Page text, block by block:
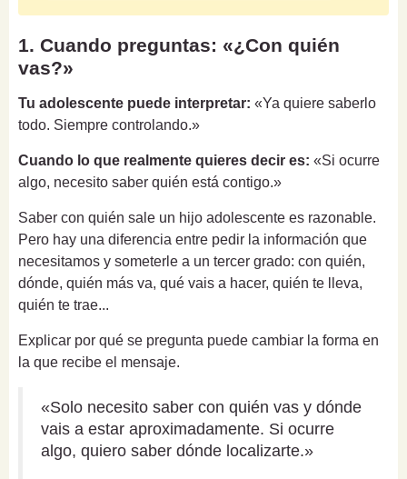
1. Cuando preguntas: «¿Con quién
vas?»
Tu adolescente puede interpretar: «Ya quiere saberlo
todo. Siempre controlando.»
Cuando lo que realmente quieres decir es: «Si ocurre
algo, necesito saber quién está contigo.»
Saber con quién sale un hijo adolescente es razonable.
Pero hay una diferencia entre pedir la información que
necesitamos y someterle a un tercer grado: con quién,
dónde, quién más va, qué vais a hacer, quién te lleva,
quién te trae...
Explicar por qué se pregunta puede cambiar la forma en
la que recibe el mensaje.
«Solo necesito saber con quién vas y dónde
vais a estar aproximadamente. Si ocurre
algo, quiero saber dónde localizarte.»